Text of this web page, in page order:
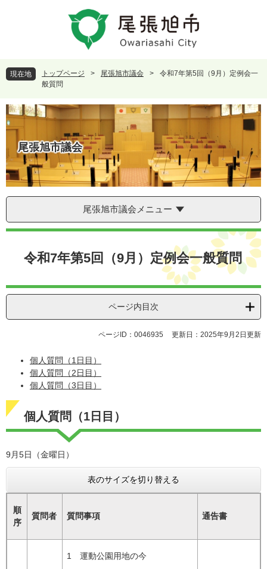
頭
で
。
飛
ば
て
本
文
現在地 トップページ > 尾張旭市議会 >
令和7年第5回（9月）定例会一
般質問
尾張旭市議会
尾張旭市議会メニュー
本
令和7年第5回（9月）定例会一般質問
ページ内目次
ページID：0046935 更新日：2025年9月2日更新
個人質問（1日目）
個人質問（2日目）
個人質問（3日目）
個人質問（1日目）
9月5日（金曜日）
表のサイズを切り替える
順
序
質問者 質問事項 通告書
1 運動公園用地の今